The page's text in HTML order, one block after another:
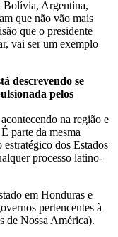
Bolívia, Argentina,
que não vão mais
que o presidente
vai ser um exemplo
descrevendo se
pelos
na região e
parte da mesma
dos Estados
processo latino-
em Honduras e
pertencentes à
de Nossa América).